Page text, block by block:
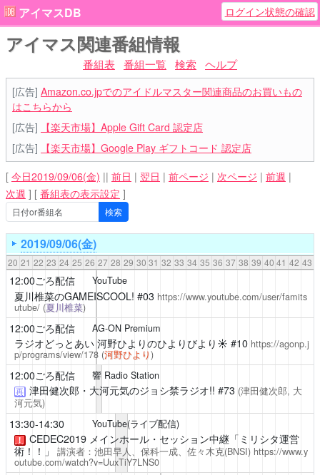
アイマスDB ログイン状態の確認
アイマス関連番組情報
番組表 番組一覧 検索 ヘルプ
[広告] Amazon.co.jpでのアイドルマスター関連商品のお買いもの
はこちらから
[広告]
【楽天市場】Apple Gift Card 認定店
[広告]
【楽天市場】Google Play ギフトコード 認定店
[ 今日2019/09/06(金) || 前日 | 翌日 | 前ページ | 次ページ | 前週 |
次週 ] [ 番組表の表示設定 ]
2019/09/06(金)
20 21 22 23 24 25 26 27 28 29 30 31 32 33 34 35 36 37 38 39 40 41 42 43
12:00ごろ配信 YouTube
夏川椎菜のGAMEISCOOL! #03 https://www.youtube.com/user/famits
utube/ (夏川椎菜)
12:00ごろ配信 AG-ON Premium
ラジオどっとあい 河野ひよりのひよりびより☀ #10 https://agonp.j
p/programs/view/178 (河野ひより)
12:00ごろ配信 響 Radio Station
再 津田健次郎・大河元気のジョシ禁ラジオ!! #73 (津田健次郎, 大
河元気)
13:30-14:30 YouTube(ライブ配信)
！
CEDEC2019 メインホール・セッション中継「ミリシタ運営
術！！」
講演者：池田早人、保科一成、佐々木克(BNSI) https://www.y
outube.com/watch?v=UuxTiY7LNS0